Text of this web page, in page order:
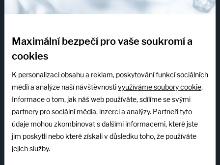
E-shop podpora
+420 775 173 713
PO–PÁ: 7:00–15:00
eshop@abplastgroup.cz
INFOLINKA
Maximální bezpečí pro vaše soukromí a
cookies
K personalizaci obsahu a reklam, poskytování funkcí sociálních
médií a analýze naší návštěvnostivyužíváme soubory cookie.
Informace o tom, jak náš web používáte, sdílíme se svými
partnery pro sociální média, inzerci a analýzy. Partneři tyto
údaje mohou zkombinovat s dalšími informacemi, které jste
jim poskytli nebo které získali v důsledku toho, že používáte
jejich služby.